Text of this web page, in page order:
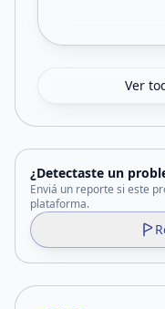
Ver
¿Detectaste un
Enviá un reporte si este
plataforma.